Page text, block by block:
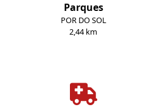
Parques
POR DO SOL
2,44 km